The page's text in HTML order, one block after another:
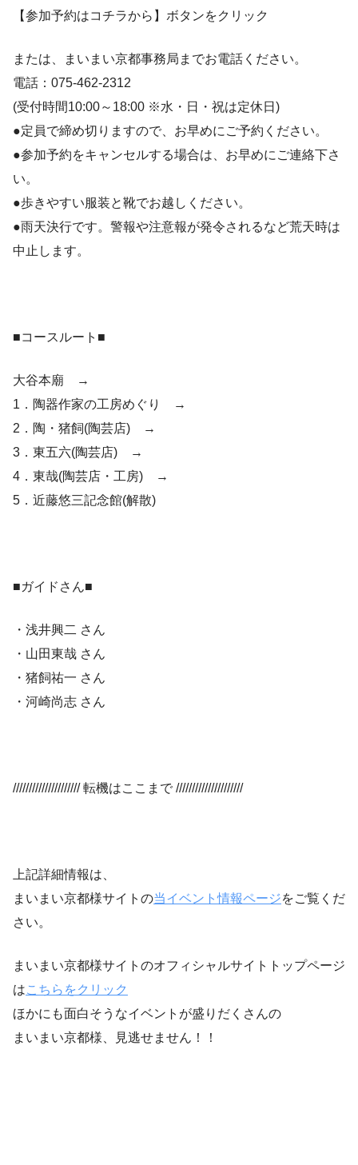
【参加予約はコチラから】ボタンをクリック
または、まいまい京都事務局までお電話ください。
電話：075-462-2312
(受付時間10:00～18:00 ※水・日・祝は定休日)
●定員で締め切りますので、お早めにご予約ください。
●参加予約をキャンセルする場合は、お早めにご連絡下さ
い。
●歩きやすい服装と靴でお越しください。
●雨天決行です。警報や注意報が発令されるなど荒天時は
中止します。
■コースルート■
大谷本廟 →
1．陶器作家の工房めぐり →
2．陶・猪飼(陶芸店) →
3．東五六(陶芸店) →
4．東哉(陶芸店・工房) →
5．近藤悠三記念館(解散)
■ガイドさん■
・浅井興二 さん
・山田東哉 さん
・猪飼祐一 さん
・河崎尚志 さん
///////////////////// 転機はここまで /////////////////////
上記詳細情報は、
まいまい京都様サイトの当イベント情報ページをご覧くだ
さい。
まいまい京都様サイトのオフィシャルサイトトップページ
はこちらをクリック
ほかにも面白そうなイベントが盛りだくさんの
まいまい京都様、見逃せません！！